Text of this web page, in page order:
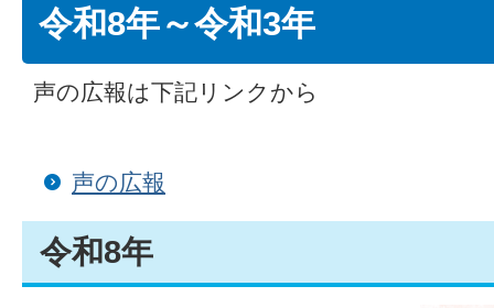
令和8年～令和3年
声の広報は下記リンクから
声の広報
令和8年